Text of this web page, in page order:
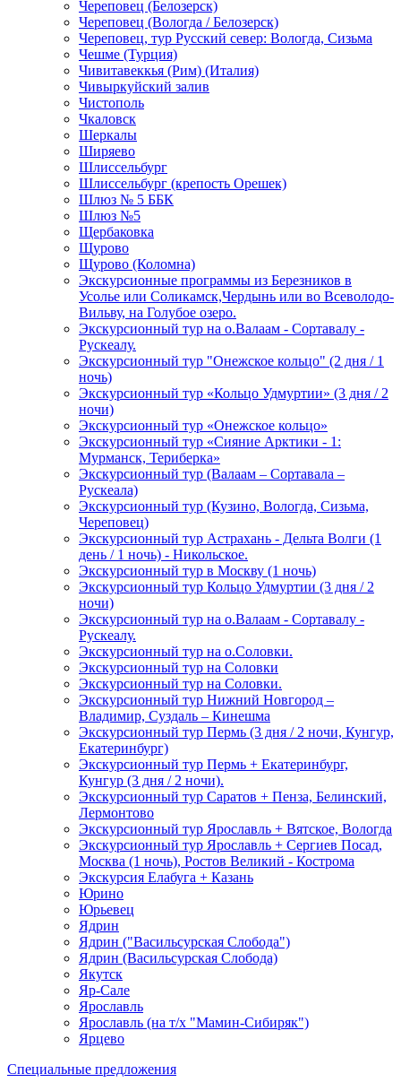
Череповец (Белозерск)
Череповец (Вологда / Белозерск)
Череповец, тур Русский север: Вологда, Сизьма
Чешме (Турция)
Чивитавеккья (Рим) (Италия)
Чивыркуйский залив
Чистополь
Чкаловск
Шеркалы
Ширяево
Шлиссельбург
Шлиссельбург (крепость Орешек)
Шлюз № 5 ББК
Шлюз №5
Щербаковка
Щурово
Щурово (Коломна)
Экскурсионные программы из Березников в
Усолье или Соликамск,Чердынь или во Всеволодо-
Вильву, на Голубое озеро.
Экскурсионный тур на о.Валаам - Сортавалу -
Рускеалу.
Экскурсионный тур "Онежское кольцо" (2 дня / 1
ночь)
Экскурсионный тур «Кольцо Удмуртии» (3 дня / 2
ночи)
Экскурсионный тур «Онежское кольцо»
Экскурсионный тур «Сияние Арктики - 1:
Мурманск, Териберка»
Экскурсионный тур (Валаам – Сортавала –
Рускеала)
Экскурсионный тур (Кузино, Вологда, Сизьма,
Череповец)
Экскурсионный тур Астрахань - Дельта Волги (1
день / 1 ночь) - Никольское.
Экскурсионный тур в Москву (1 ночь)
Экскурсионный тур Кольцо Удмуртии (3 дня / 2
ночи)
Экскурсионный тур на о.Валаам - Сортавалу -
Рускеалу.
Экскурсионный тур на о.Соловки.
Экскурсионный тур на Соловки
Экскурсионный тур на Соловки.
Экскурсионный тур Нижний Новгород –
Владимир, Суздаль – Кинешма
Экскурсионный тур Пермь (3 дня / 2 ночи, Кунгур,
Екатеринбург)
Экскурсионный тур Пермь + Екатеринбург,
Кунгур (3 дня / 2 ночи).
Экскурсионный тур Саратов + Пенза, Белинский,
Лермонтово
Экскурсионный тур Ярославль + Вятское, Вологда
Экскурсионный тур Ярославль + Сергиев Посад,
Москва (1 ночь), Ростов Великий - Кострома
Экскурсия Елабуга + Казань
Юрино
Юрьевец
Ядрин
Ядрин ("Васильсурская Слобода")
Ядрин (Васильсурская Слобода)
Якутск
Яр-Сале
Ярославль
Ярославль (на т/х "Мамин-Сибиряк")
Ярцево
Специальные предложения